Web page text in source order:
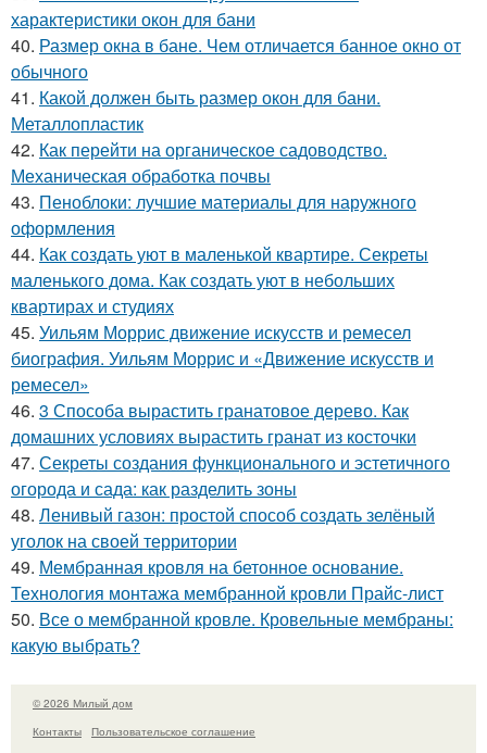
характеристики окон для бани
40. Размер окна в бане. Чем отличается банное окно от
обычного
41. Какой должен быть размер окон для бани.
Металлопластик
42. Как перейти на органическое садоводство.
Механическая обработка почвы
43. Пеноблоки: лучшие материалы для наружного
оформления
44. Как создать уют в маленькой квартире. Секреты
маленького дома. Как создать уют в небольших
квартирах и студиях
45. Уильям Моррис движение искусств и ремесел
биография. Уильям Моррис и «Движение искусств и
ремесел»
46. 3 Способа вырастить гранатовое дерево. Как
домашних условиях вырастить гранат из косточки
47. Секреты создания функционального и эстетичного
огорода и сада: как разделить зоны
48. Ленивый газон: простой способ создать зелёный
уголок на своей территории
49. Мембранная кровля на бетонное основание.
Технология монтажа мембранной кровли Прайс-лист
50. Все о мембранной кровле. Кровельные мембраны:
какую выбрать?
© 2026 Милый дом
Контакты
Пользовательское соглашение